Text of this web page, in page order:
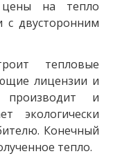
цены на тепло
с двусторонним
тепловые
лицензии и
производит и
экологически
Конечный
тепло.